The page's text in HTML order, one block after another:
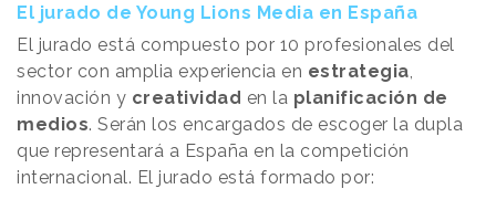
El jurado de Young Lions Media en España
El jurado está compuesto por 10 profesionales del
sector con amplia experiencia en estrategia,
innovación y creatividad en la planificación de
medios. Serán los encargados de escoger la dupla
que representará a España en la competición
internacional. El jurado está formado por: